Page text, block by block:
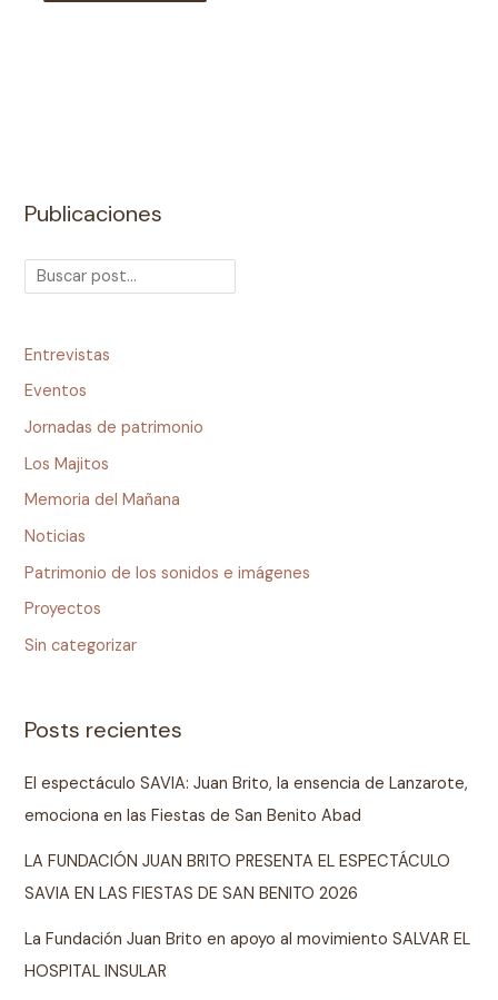
Publicaciones
Entrevistas
Eventos
Jornadas de patrimonio
Los Majitos
Memoria del Mañana
Noticias
Patrimonio de los sonidos e imágenes
Proyectos
Sin categorizar
Posts recientes
El espectáculo SAVIA: Juan Brito, la ensencia de Lanzarote,
emociona en las Fiestas de San Benito Abad
LA FUNDACIÓN JUAN BRITO PRESENTA EL ESPECTÁCULO
SAVIA EN LAS FIESTAS DE SAN BENITO 2026
La Fundación Juan Brito en apoyo al movimiento SALVAR EL
HOSPITAL INSULAR